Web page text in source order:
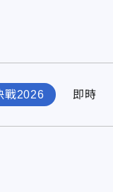
戰2026 即時